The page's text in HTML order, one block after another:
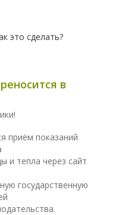
это сделать?
в
приём показаний
и тепла через сайт
государственную